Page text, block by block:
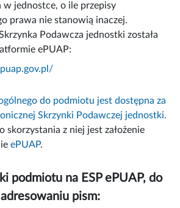
jednostce, o ile przepisy
prawa nie stanowią inaczej.
Podawcza jednostki została
ePUAP:
do podmiotu jest dostępna za
Skrzynki Podawczej jednostki.
skorzystania z niej jest założenie
ePUAP.
podmiotu na ESP ePUAP, do
pism: